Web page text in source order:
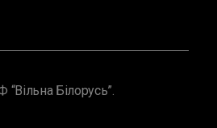
Білорусь”.